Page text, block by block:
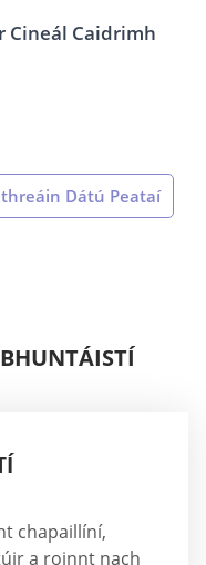
Cineál Caidrimh
Dátú Peataí
chapaillíní,
a roinnt nach